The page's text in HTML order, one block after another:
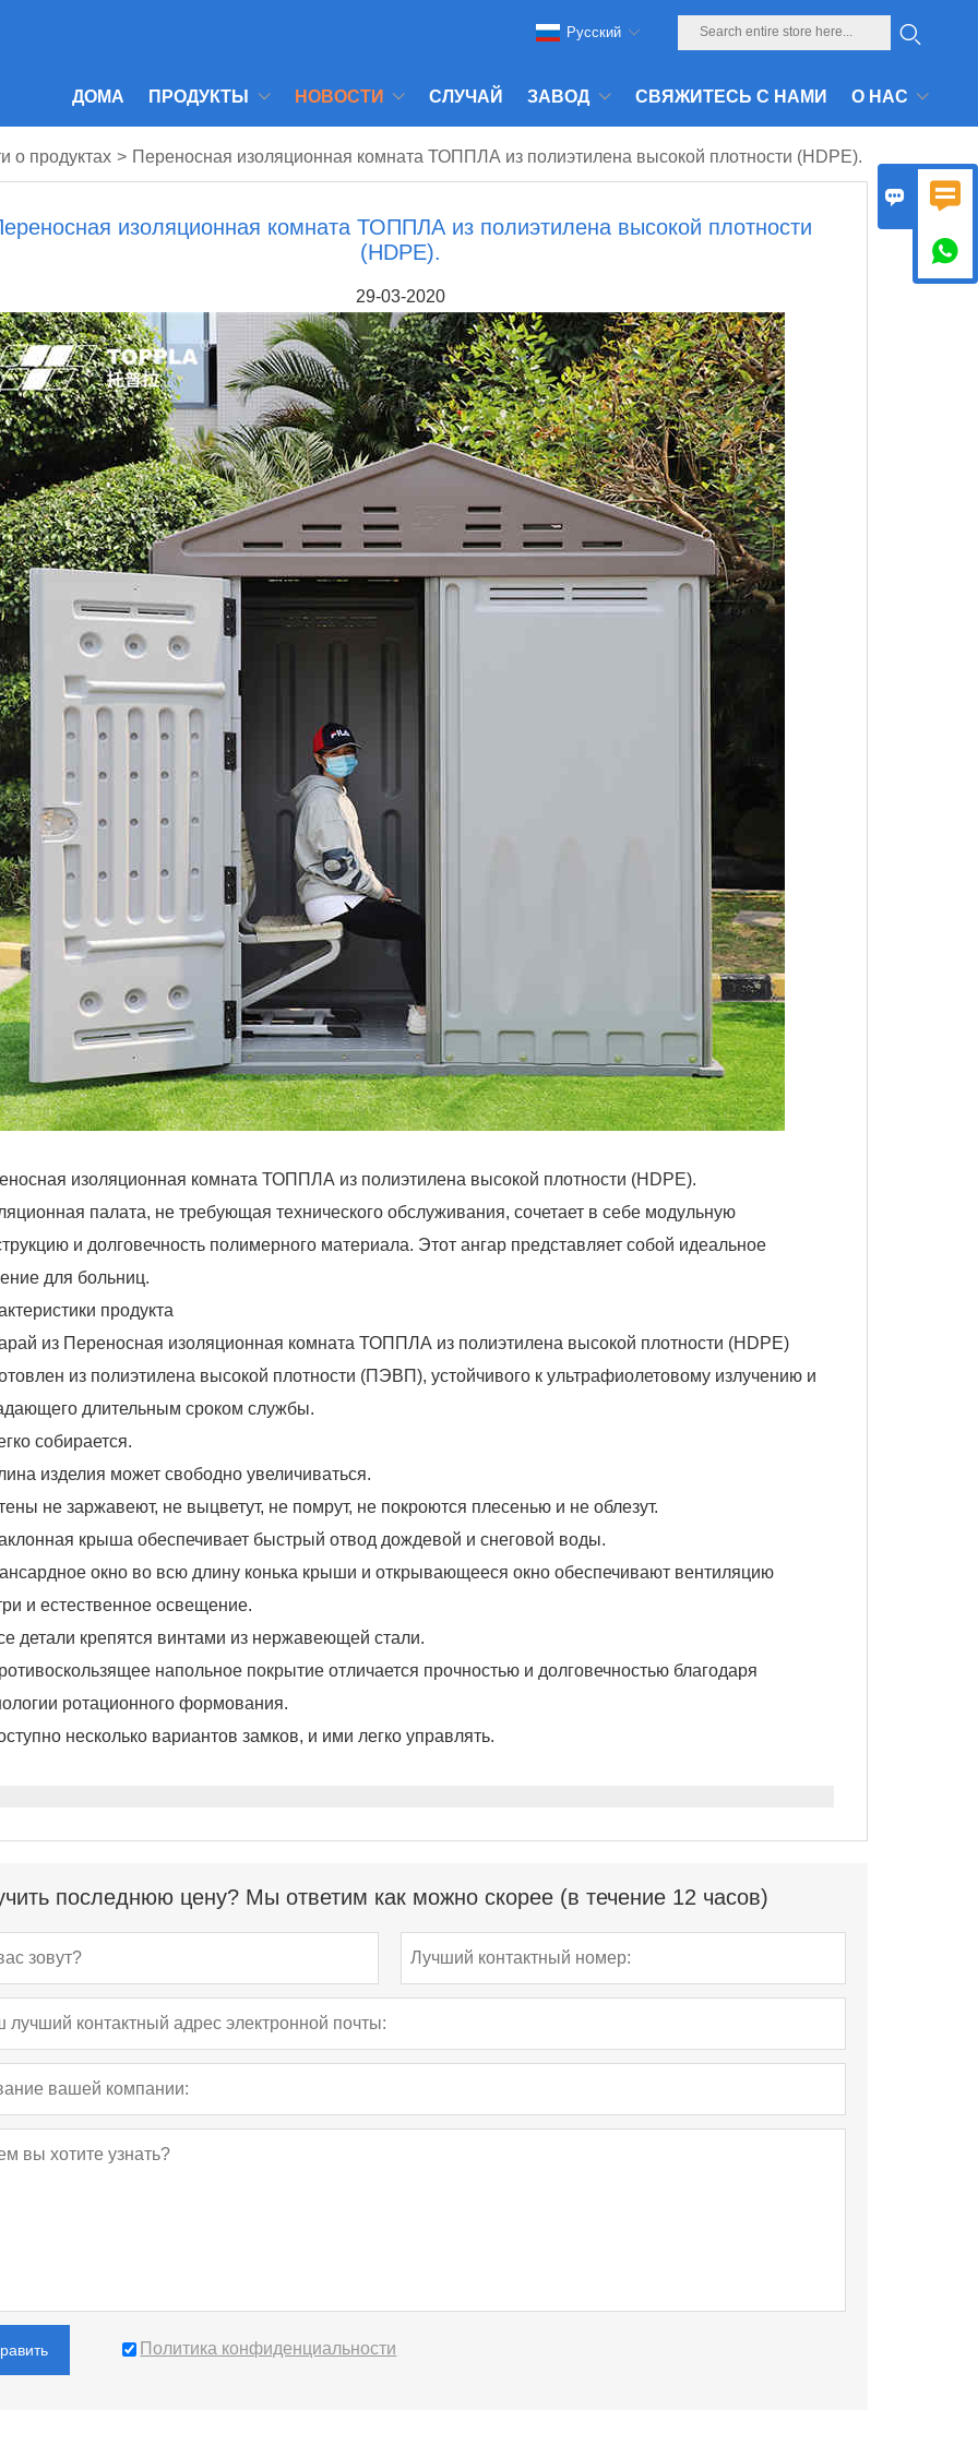
ДОМА ПРОДУКТЫ НОВОСТИ СЛУЧАЙ ЗАВОД СВЯЖИТЕСЬ С НАМИ О НАС
Pусский
о продуктах > Переносная изоляционная комната ТОППЛА из полиэтилена высокой плотности (HDPE).
изоляционная комната ТОППЛА из полиэтилена высокой плотности
(HDPE).
29-03-2020
изоляционная комната ТОППЛА из полиэтилена высокой плотности (HDPE).
палата, не требующая технического обслуживания, сочетает в себе модульную
и долговечность полимерного материала. Этот ангар представляет собой идеальное
для больниц.
продукта
из Переносная изоляционная комната ТОППЛА из полиэтилена высокой плотности (HDPE)
из полиэтилена высокой плотности (ПЭВП), устойчивого к ультрафиолетовому излучению и
длительным сроком службы.
собирается.
изделия может свободно увеличиваться.
не заржавеют, не выцветут, не помрут, не покроются плесенью и не облезут.
крыша обеспечивает быстрый отвод дождевой и снеговой воды.
окно во всю длину конька крыши и открывающееся окно обеспечивают вентиляцию
и естественное освещение.
детали крепятся винтами из нержавеющей стали.
напольное покрытие отличается прочностью и долговечностью благодаря
ротационного формования.
несколько вариантов замков, и ими легко управлять.
последнюю цену? Мы ответим как можно скорее (в течение 12 часов)
Политика конфиденциальности
 
